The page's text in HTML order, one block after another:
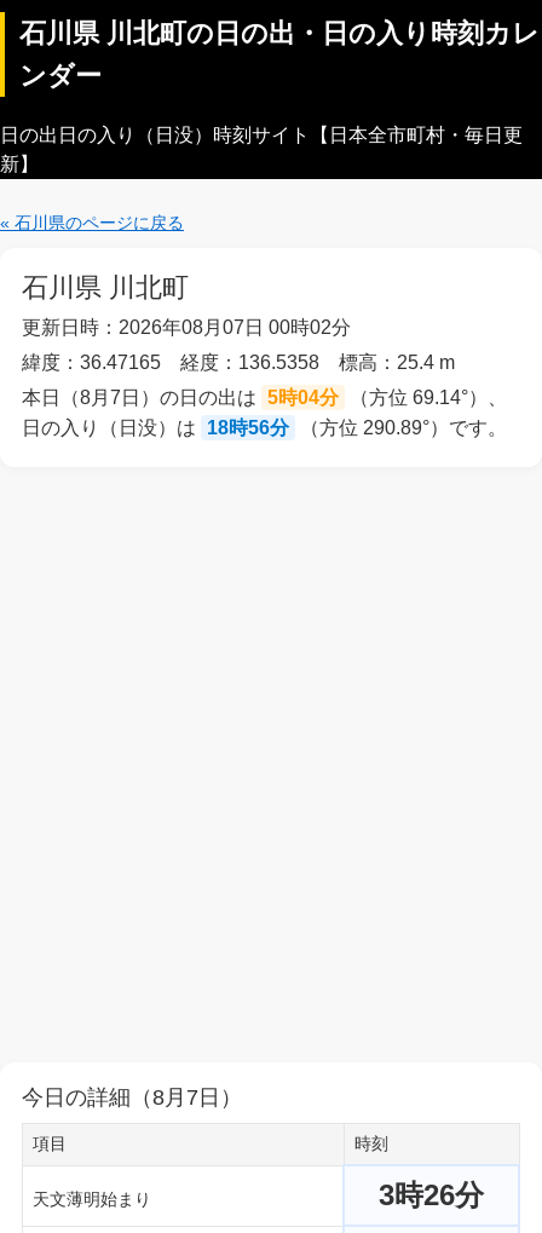
石川県 川北町の日の出・日の入り時刻カレ
ンダー
日の出日の入り（日没）時刻サイト【日本全市町村・毎日更
新】
« 石川県のページに戻る
石川県 川北町
更新日時：2026年08月07日 00時02分
緯度：36.47165 経度：136.5358 標高：25.4 m
本日（8月7日）の日の出は 5時04分
（方位 69.14°）、
日の入り（日没）は
18時56分 （方位 290.89°）です。
今日の詳細（8月7日）
項目 時刻
天文薄明始まり 3時26分